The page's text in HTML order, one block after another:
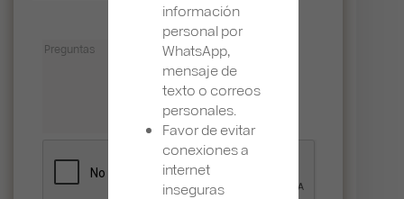
información
personal por
WhatsApp,
mensaje de
texto o correos
personales.
Favor de evitar
conexiones a
internet
inseguras